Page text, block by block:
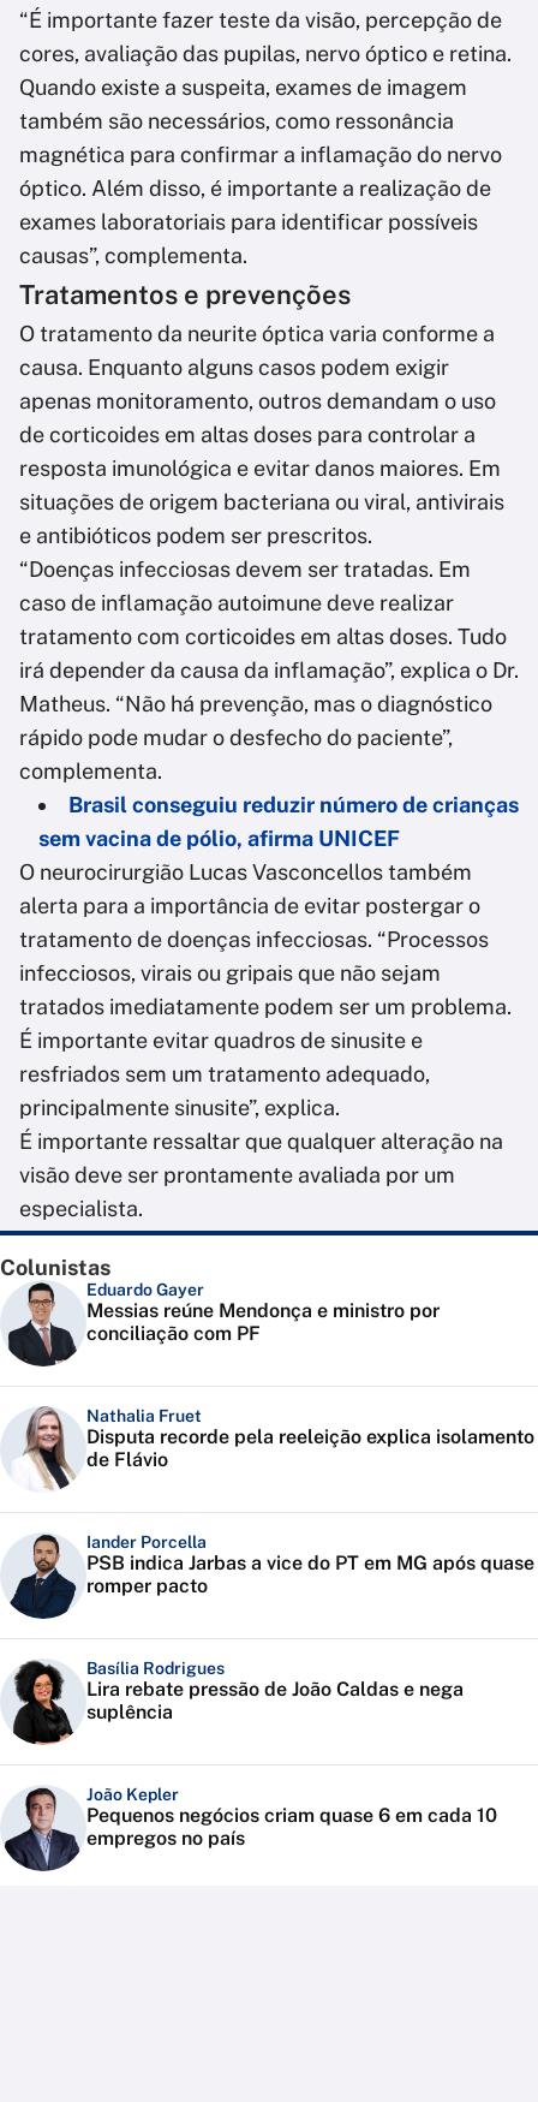
“É importante fazer teste da visão, percepção de
cores, avaliação das pupilas, nervo óptico e retina.
Quando existe a suspeita, exames de imagem
também são necessários, como ressonância
magnética para confirmar a inflamação do nervo
óptico. Além disso, é importante a realização de
exames laboratoriais para identificar possíveis
causas”, complementa.
Tratamentos e prevenções
O tratamento da neurite óptica varia conforme a
causa. Enquanto alguns casos podem exigir
apenas monitoramento, outros demandam o uso
de corticoides em altas doses para controlar a
resposta imunológica e evitar danos maiores. Em
situações de origem bacteriana ou viral, antivirais
e antibióticos podem ser prescritos.
“Doenças infecciosas devem ser tratadas. Em
caso de inflamação autoimune deve realizar
tratamento com corticoides em altas doses. Tudo
irá depender da causa da inflamação”, explica o Dr.
Matheus. “Não há prevenção, mas o diagnóstico
rápido pode mudar o desfecho do paciente”,
complementa.
Brasil conseguiu reduzir número de crianças
sem vacina de pólio, afirma UNICEF
O neurocirurgião Lucas Vasconcellos também
alerta para a importância de evitar postergar o
tratamento de doenças infecciosas. “Processos
infecciosos, virais ou gripais que não sejam
tratados imediatamente podem ser um problema.
É importante evitar quadros de sinusite e
resfriados sem um tratamento adequado,
principalmente sinusite”, explica.
É importante ressaltar que qualquer alteração na
visão deve ser prontamente avaliada por um
especialista.
Colunistas
Eduardo Gayer
Messias reúne Mendonça e ministro por
conciliação com PF
Nathalia Fruet
Disputa recorde pela reeleição explica isolamento
de Flávio
Iander Porcella
PSB indica Jarbas a vice do PT em MG após quase
romper pacto
Basília Rodrigues
Lira rebate pressão de João Caldas e nega
suplência
João Kepler
Pequenos negócios criam quase 6 em cada 10
empregos no país